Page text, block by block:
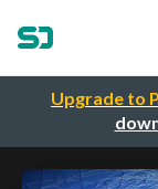
Upgrade to